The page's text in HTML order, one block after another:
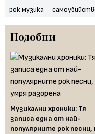
рок музика
Подобни
Музикални хроники: Тя
записа една от най-
популярните рок песни,